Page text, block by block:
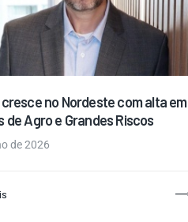
no Nordeste com alta em
de Agro e Grandes Riscos
de 2026